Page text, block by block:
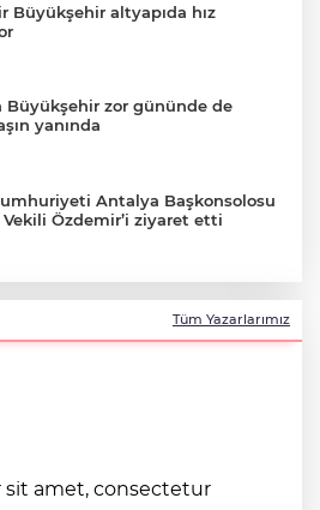
Büyükşehir altyapıda hız
Büyükşehir zor gününde de
yanında
Antalya Başkonsolosu
Vekili Özdemir’i ziyaret etti
karabuğday hasadı
Ferrari’li deniz keyfi!
Tüm Yazarlarımız
sit amet, consectetur